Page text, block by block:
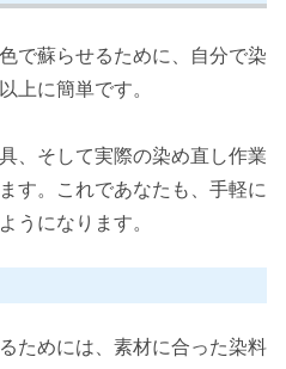
で蘇らせるために、自分で染
上に簡単です。
、そして実際の染め直し作業
す。これであなたも、手軽に
うになります。
ためには、素材に合った染料